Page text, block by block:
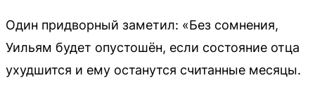
Один придворный заметил: «Без сомнения,
Уильям будет опустошён, если состояние отца
ухудшится и ему останутся считанные месяцы.